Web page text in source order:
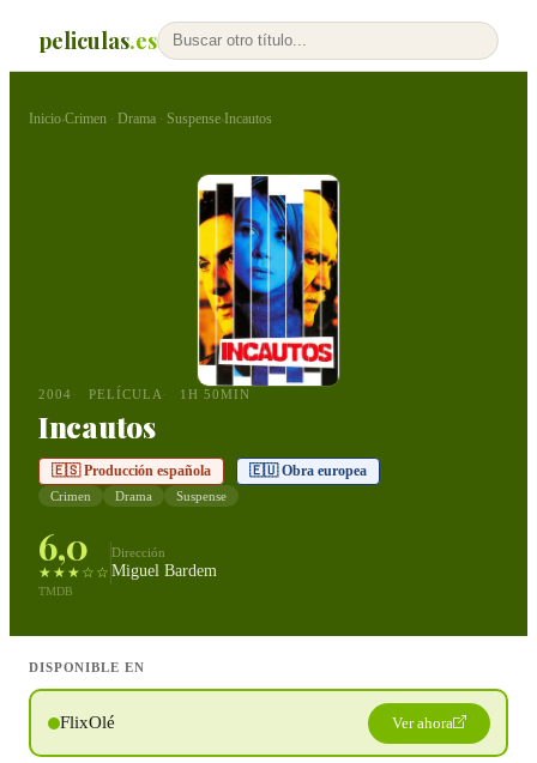
peliculas.es
Inicio›Crimen · Drama · Suspense›Incautos
2004 PELÍCULA 1H 50MIN
Incautos
🇪🇸 Producción española 🇪🇺 Obra europea
Crimen Drama Suspense
6,0
★★★☆☆
TMDB
Dirección
Miguel Bardem
DISPONIBLE EN
FlixOlé Ver ahora